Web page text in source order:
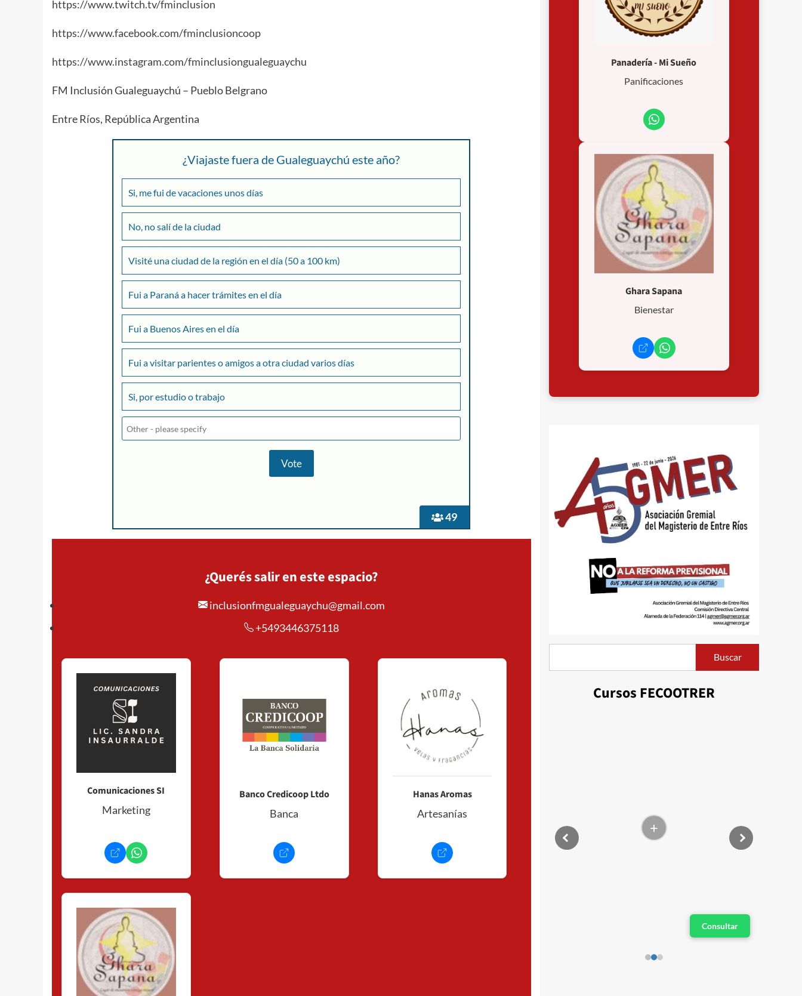
https://www.twitch.tv/fminclusion
https://www.facebook.com/fminclusioncoop
https://www.instagram.com/fminclusiongualeguaychu
FM Inclusión Gualeguaychú – Pueblo Belgrano
Entre Ríos, República Argentina
49
¿Viajaste fuera de Gualeguaychú este año?
Si, me fui de vacaciones unos días
No, no salí de la ciudad
Visité una ciudad de la región en el día (50 a 100 km)
Fui a Paraná a hacer trámites en el día
Fui a Buenos Aires en el día
Fui a visitar parientes o amigos a otra ciudad varios días
Si, por estudio o trabajo
¿Querés salir en este espacio?
inclusionfmgualeguaychu@gmail.com
+5493446375118
Comunicaciones SI
Marketing
Banco Credicoop Ltdo
Banca
Hanas Aromas
Artesanías
Panadería - Mi Sueño
Panificaciones
Ghara Sapana
Bienestar
Buscar
Cursos FECOOTRER
+
Consultar